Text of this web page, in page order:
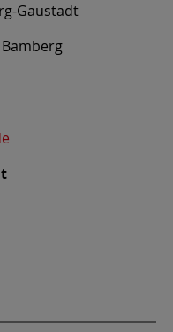
Gaustadt